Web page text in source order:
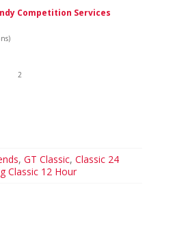
Competition Services
2
,GT Classic,Classic 24
Classic 12 Hour